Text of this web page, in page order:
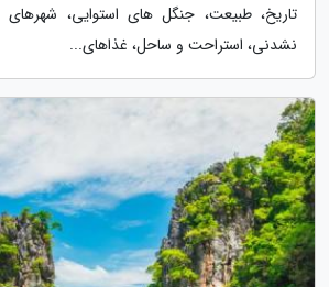
تاریخ، طبیعت، جنگل های استوایی، شهرهای
نشدنی، استراحت و ساحل، غذاهای...